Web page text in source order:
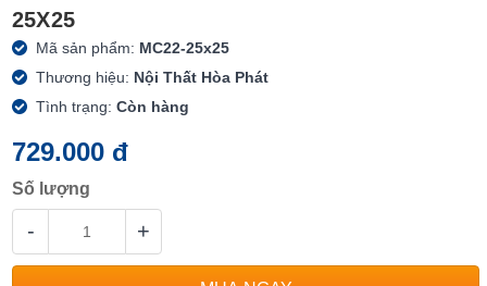
25X25
Mã sản phẩm: MC22-25x25
Thương hiệu: Nội Thất Hòa Phát
Tình trạng:Còn hàng
729.000 đ
Số lượng
- +